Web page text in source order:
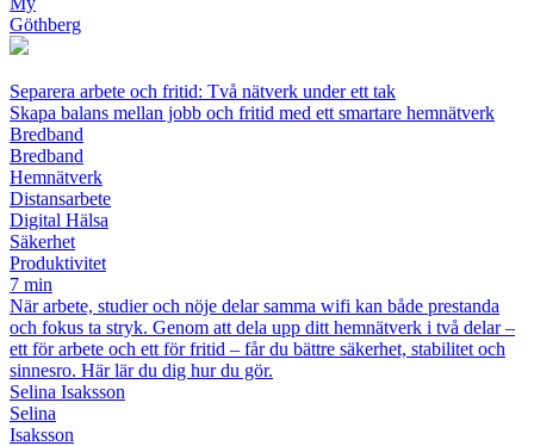
Göthberg
Separera arbete och fritid: Två nätverk under ett tak
Skapa balans mellan jobb och fritid med ett smartare hemnätverk
Bredband
Bredband
Hemnätverk
Distansarbete
Digital Hälsa
Säkerhet
Produktivitet
7 min
När arbete, studier och nöje delar samma wifi kan både prestanda
och fokus ta stryk. Genom att dela upp ditt hemnätverk i två delar –
ett för arbete och ett för fritid – får du bättre säkerhet, stabilitet och
sinnesro. Här lär du dig hur du gör.
Selina Isaksson
Selina
Isaksson